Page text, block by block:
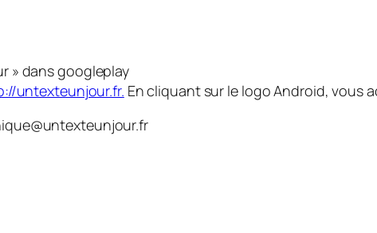
» dans googleplay
untexteunjour.fr. En cliquant sur le logo Android, vous